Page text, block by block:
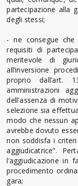
partecipazione alla
degli stessi;
- ne consegue
requisiti di
meritevole di
all’inversione
proprio dall’art.
amministrazioni
dell'assenza di
selezione sia
modo che nessun
avrebbe dovuto
non soddisfa i
aggiudicatrice”.
l’aggiudicazione in
procedimento
gara;